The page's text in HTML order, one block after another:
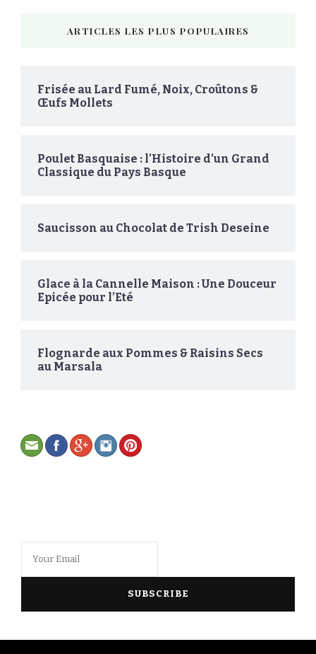
ARTICLES LES PLUS POPULAIRES
Frisée au Lard Fumé, Noix, Croûtons &
Œufs Mollets
Poulet Basquaise : l’Histoire d’un Grand
Classique du Pays Basque
Saucisson au Chocolat de Trish Deseine
Glace à la Cannelle Maison : Une Douceur
Epicée pour l’Eté
Flognarde aux Pommes & Raisins Secs
au Marsala